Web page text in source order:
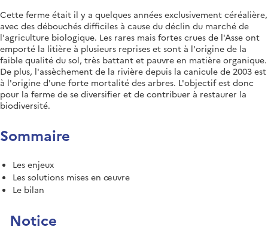
Cette ferme était il y a quelques années exclusivement céréalière,
avec des débouchés difficiles à cause du déclin du marché de
l'agriculture biologique. Les rares mais fortes crues de l'Asse ont
emporté la litière à plusieurs reprises et sont à l'origine de la
faible qualité du sol, très battant et pauvre en matière organique.
De plus, l'assèchement de la rivière depuis la canicule de 2003 est
à l'origine d'une forte mortalité des arbres. L'objectif est donc
pour la ferme de se diversifier et de contribuer à restaurer la
biodiversité.
Sommaire
Les enjeux
Les solutions mises en œuvre
Le bilan
Notice